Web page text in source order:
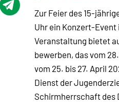
Zur Feier des 15-
Uhr ein Konzert-Event
Veranstaltung bietet
bewerben, das vom
vom 25. bis 27. April
Dienst der
Schirmherrschaft des